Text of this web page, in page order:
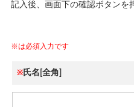
記入後、画面下の確認ボタンを
※は必須入力です
※ 氏名[全角]